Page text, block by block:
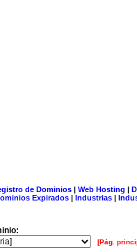
de Dominios| Web Hosting |
Expirados | Industrias |
[Pág.